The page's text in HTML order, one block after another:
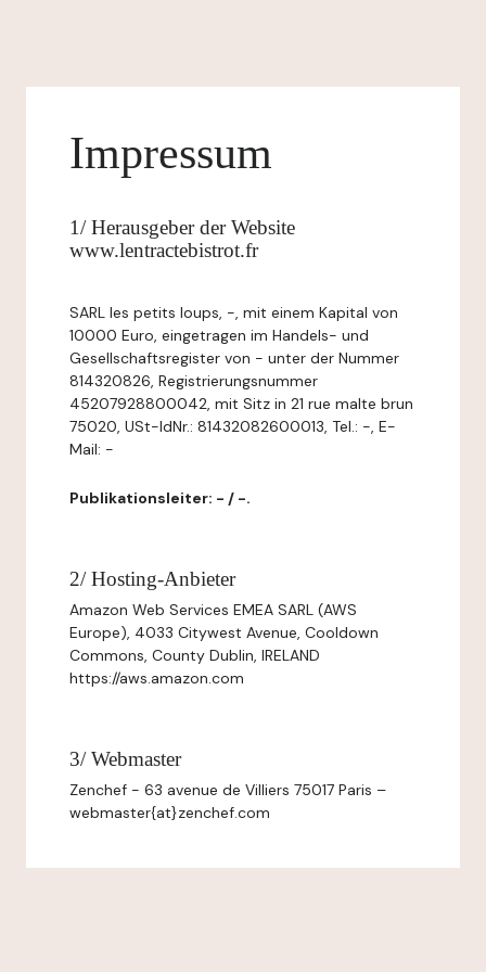
Impressum
1/ Herausgeber der Website
www.lentractebistrot.fr
SARL les petits loups, -, mit einem Kapital von
10000 Euro, eingetragen im Handels- und
Gesellschaftsregister von - unter der Nummer
814320826, Registrierungsnummer
45207928800042, mit Sitz in 21 rue malte brun
75020, USt-IdNr.: 81432082600013, Tel.: -, E-
Mail: -
Publikationsleiter: - / -.
2/ Hosting-Anbieter
Amazon Web Services EMEA SARL (AWS
Europe), 4033 Citywest Avenue, Cooldown
Commons, County Dublin, IRELAND
https://aws.amazon.com
3/ Webmaster
Zenchef - 63 avenue de Villiers 75017 Paris –
webmaster{at}zenchef.com